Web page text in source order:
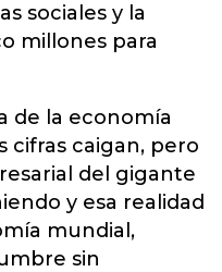
sociales y la
millones para
de la economía
cifras caigan, pero
del gigante
y esa realidad
mundial,
sin